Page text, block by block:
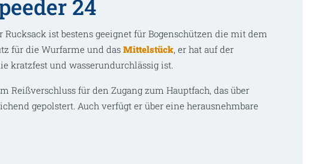
24
ist bestens geeignet für Bogenschützen die mit dem
für die Wurfarme und das Mittelstück, er hat auf der
kratzfest und wasserundurchlässig ist.
Reißverschluss für den Zugang zum Hauptfach, das über
gepolstert. Auch verfügt er über eine herausnehmbare